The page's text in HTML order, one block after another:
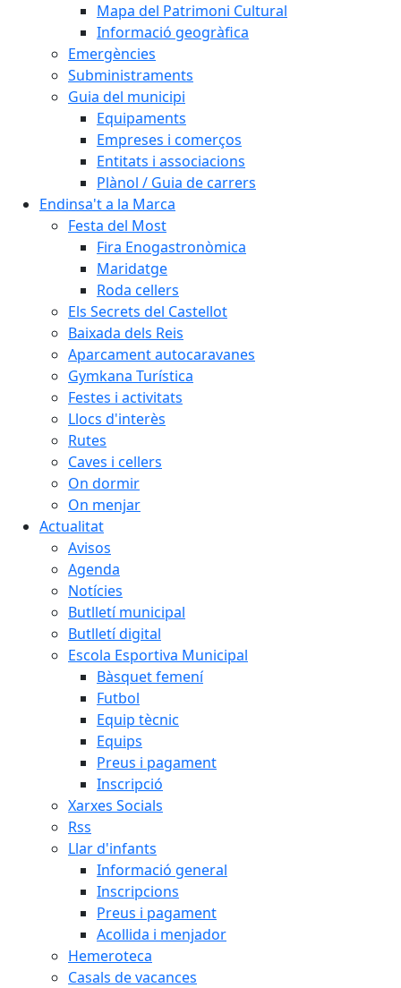
Mapa del Patrimoni Cultural
Informació geogràfica
Emergències
Subministraments
Guia del municipi
Equipaments
Empreses i comerços
Entitats i associacions
Plànol / Guia de carrers
Endinsa't a la Marca
Festa del Most
Fira Enogastronòmica
Maridatge
Roda cellers
Els Secrets del Castellot
Baixada dels Reis
Aparcament autocaravanes
Gymkana Turística
Festes i activitats
Llocs d'interès
Rutes
Caves i cellers
On dormir
On menjar
Actualitat
Avisos
Agenda
Notícies
Butlletí municipal
Butlletí digital
Escola Esportiva Municipal
Bàsquet femení
Futbol
Equip tècnic
Equips
Preus i pagament
Inscripció
Xarxes Socials
Rss
Llar d'infants
Informació general
Inscripcions
Preus i pagament
Acollida i menjador
Hemeroteca
Casals de vacances